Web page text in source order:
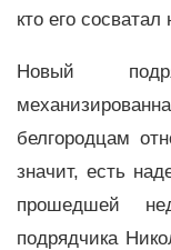
кто его
Новый
белгородцам
значит, есть
прошедшей
подрядчика